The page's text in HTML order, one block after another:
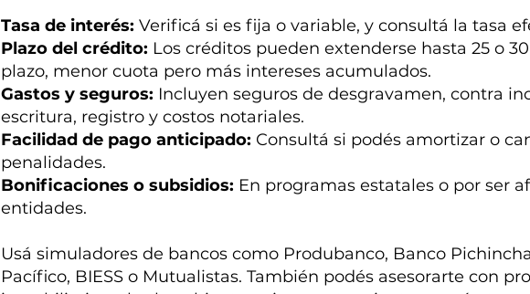
Tasa de interés: Verificá si es fija o variable, y consultá la tasa
Plazo del crédito: Los créditos pueden extenderse hasta 25 o
plazo, menor cuota pero más intereses acumulados.
Gastos y seguros: Incluyen seguros de desgravamen, contra
escritura, registro y costos notariales.
Facilidad de pago anticipado: Consultá si podés amortizar o
penalidades.
Bonificaciones o subsidios: En programas estatales o por ser
entidades.
Usá simuladores de bancos como Produbanco, Banco
Pacífico, BIESS o Mutualistas. También podés asesorarte con